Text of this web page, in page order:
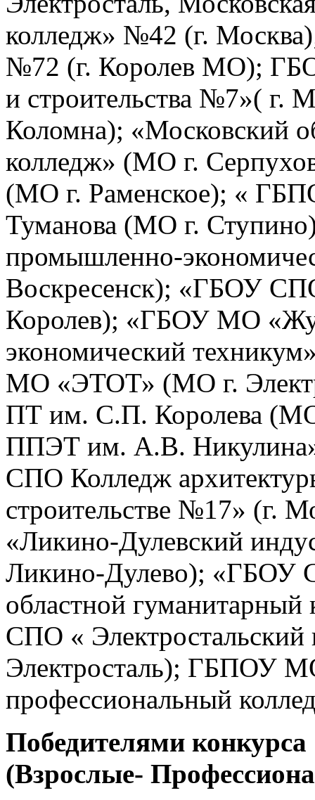
колледж» №42 (г.
№72 (г. Королев МО);
и строительства №7»(
Коломна); «Московский
колледж» (МО г.
(МО г. Раменское); «
Туманова (МО г.
промышленно-
Воскресенск); «ГБОУ
Королев); «ГБОУ МО
экономический
МО «ЭТОТ» (МО г.
ПТ им. С.П. Королева
ППЭТ им. А.В.
СПО Колледж
строительстве №17»
«Ликино-Дулевский
Ликино-Дулево);
областной
СПО «
Электросталь); ГБПОУ
профессиональный
Победителями
(Взрослые-